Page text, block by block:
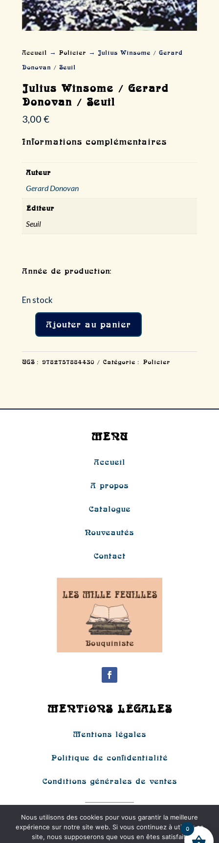
Accueil → Policier → Julius Winsome / Gerard
Donovan / Seuil
Julius Winsome / Gerard
Donovan / Seuil
3,00 €
Informations complémentaires
Auteur
Gerard Donovan
Éditeur
Seuil
Année de production:
En stock
quantité
Julius
Ajouter au panier
UGS : 9782757884430 Catégorie : Policier
MENU
Accueil
A propos
Catalogue
Nouveautés
Contact
MENTIONS LÉGALES
Mentions légales
Politique de confidentialité
Conditions générales de ventes
2025| Tous droits réservés |
Réalisation byOdace
0
Nous utilisons des cookies pour vous garantir la meilleure
expérience sur notre site web. Si vous continuez à utiliser ce
site, nous supposerons que vous en êtes satisfait.